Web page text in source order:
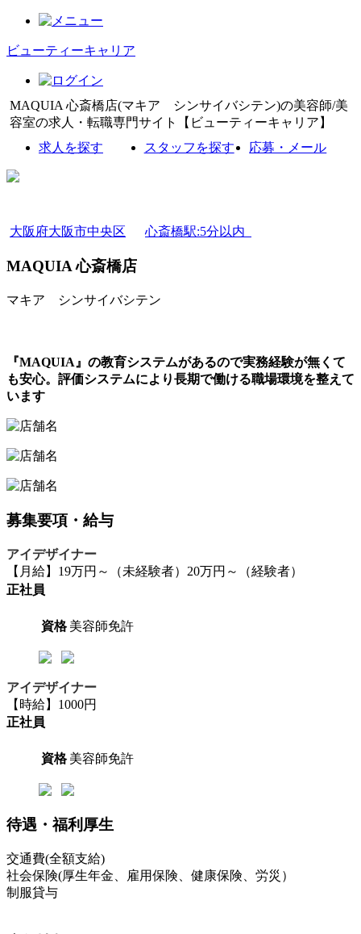
ビューティーキャリア
MAQUIA 心斎橋店(マキア シンサイバシテン)の美容師/美
容室の求人・転職専門サイト【ビューティーキャリア】
求人を探す
スタッフを探す 応募・メール
大阪府大阪市中央区 心斎橋駅:5分以内
MAQUIA 心斎橋店
マキア シンサイバシテン
『MAQUIA』の教育システムがあるので実務経験が無くて
も安心。評価システムにより長期で働ける職場環境を整えて
います
募集要項・給与
アイデザイナー
【月給】19万円～（未経験者）20万円～（経験者）
正社員
資格 美容師免許
アイデザイナー
【時給】1000円
正社員
資格 美容師免許
待遇・福利厚生
交通費(全額支給)
社会保険(厚生年金、雇用保険、健康保険、労災）
制服貸与